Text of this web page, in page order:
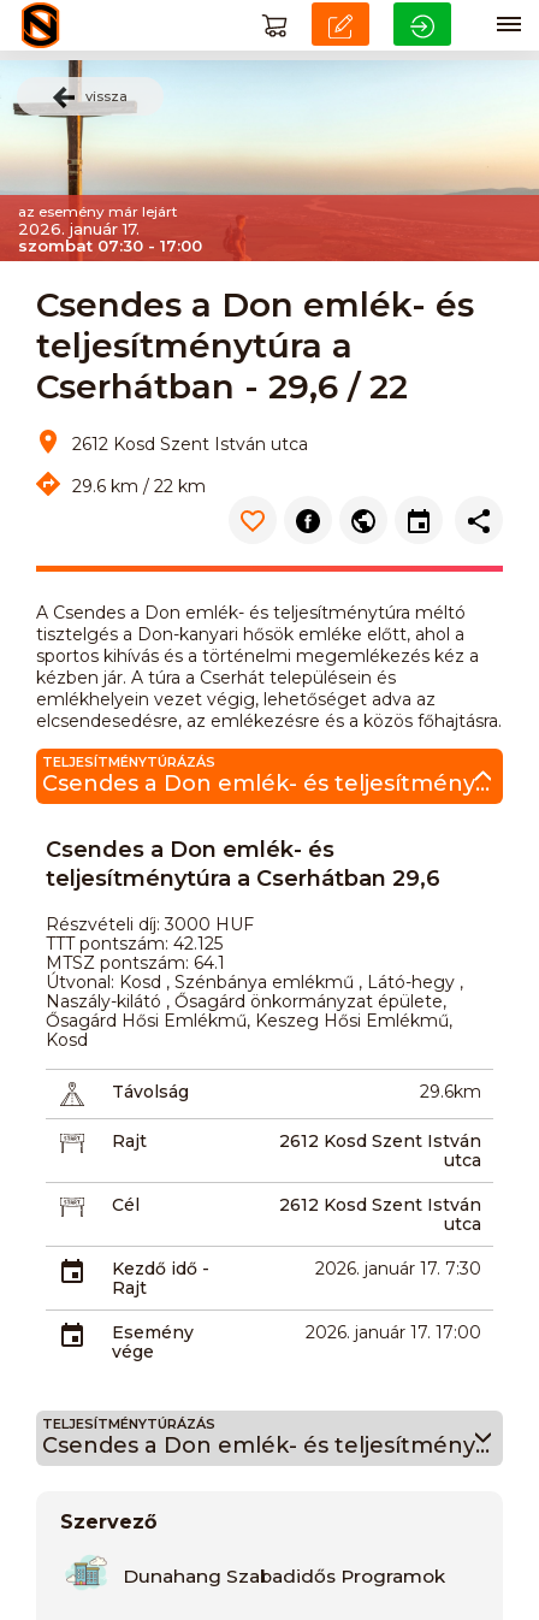
vissza
az esemény már lejárt
2026. január 17.
szombat 07:30 - 17:00
Csendes a Don emlék- és
teljesítménytúra a
Cserhátban - 29,6 / 22
2612 Kosd Szent István utca
29.6 km / 22 km
A Csendes a Don emlék- és teljesítménytúra méltó
tisztelgés a Don-kanyari hősök emléke előtt, ahol a
sportos kihívás és a történelmi megemlékezés kéz a
kézben jár. A túra a Cserhát településein és
emlékhelyein vezet végig, lehetőséget adva az
elcsendesedésre, az emlékezésre és a közös főhajtásra.
TELJESÍTMÉNYTÚRÁZÁS
Csendes a Don emlék- és teljesítménytúra a Cserhátban 29,6
Csendes a Don emlék- és
teljesítménytúra a Cserhátban 29,6
Részvételi díj: 3000 HUF
TTT pontszám: 42.125
MTSZ pontszám: 64.1
Útvonal: Kosd , Szénbánya emlékmű , Látó-hegy ,
Naszály-kilátó , Ősagárd önkormányzat épülete,
Ősagárd Hősi Emlékmű, Keszeg Hősi Emlékmű,
Kosd
Távolság 29.6km
Rajt
2612 Kosd Szent István
utca
Cél
2612 Kosd Szent István
utca
Kezdő idő -
Rajt
2026. január 17. 7:30
Esemény
vége
2026. január 17. 17:00
TELJESÍTMÉNYTÚRÁZÁS
Csendes a Don emlék- és teljesítménytúra a Cserhátban 22
Szervező
Dunahang Szabadidős Programok